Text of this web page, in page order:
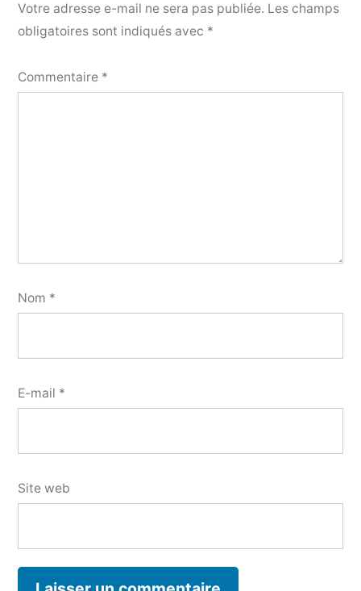
Votre adresse e-mail ne sera pas publiée. Les champs
obligatoires sont indiqués avec *
Commentaire *
Nom *
E-mail *
Site web